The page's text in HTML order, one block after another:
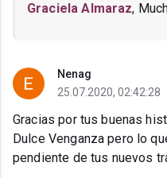
Graciela Almaraz,
Nenag
25.07.2020, 02:42:28
Gracias por tus buenas
Dulce Venganza pero lo
pendiente de tus nuevos